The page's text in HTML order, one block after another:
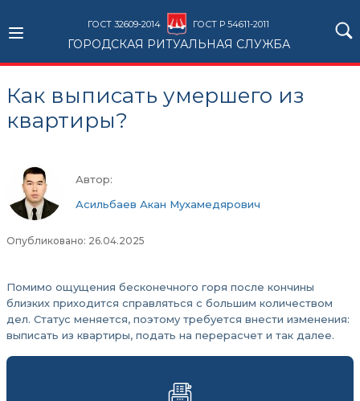
ГОСТ 32609-2014 ГОСТ Р 54611-2011
ГОРОДСКАЯ РИТУАЛЬНАЯ СЛУЖБА
Как выписать умершего из
квартиры?
Автор:
Асильбаев Акан Мухамедярович
Опубликовано: 26.04.2025
Помимо ощущения бесконечного горя после кончины
близких приходится справляться с большим количеством
дел. Статус меняется, поэтому требуется внести изменения:
выписать из квартиры, подать на перерасчет и так далее.